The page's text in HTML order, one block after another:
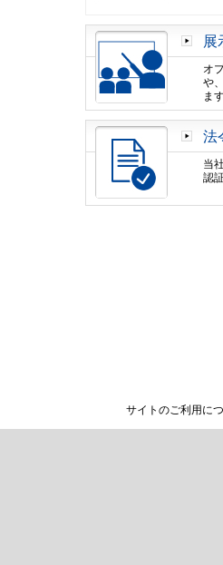
展
オ
や
ま
法
当
認
サイトのご利用に